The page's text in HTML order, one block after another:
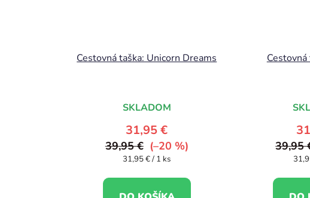
Cestovná taška: Unicorn Dreams
SKLADOM
31,95 €
39,95 € (–20 %)
Jednotková
31,95 € / 1 ks
39,95